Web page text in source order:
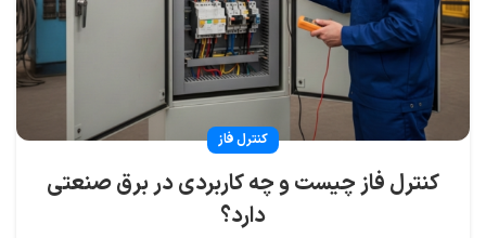
کنترل فاز
کنترل فاز چیست و چه کاربردی در برق صنعتی
دارد؟